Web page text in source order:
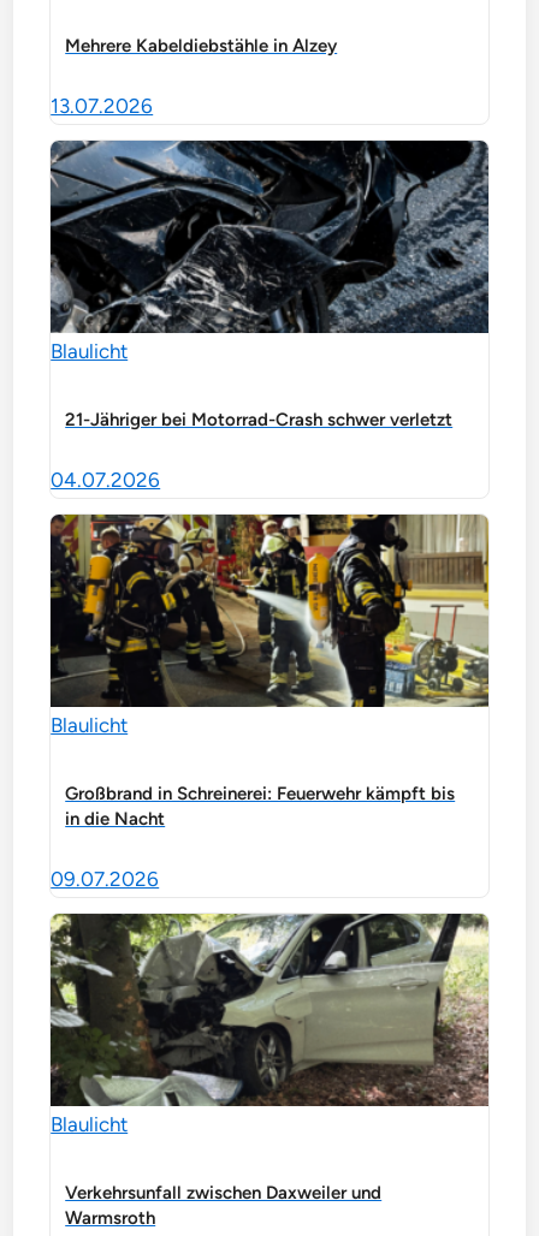
Mehrere Kabeldiebstähle in Alzey
13.07.2026
Blaulicht
21-Jähriger bei Motorrad-Crash schwer verletzt
04.07.2026
Blaulicht
Großbrand in Schreinerei: Feuerwehr kämpft bis
in die Nacht
09.07.2026
Blaulicht
Verkehrsunfall zwischen Daxweiler und
Warmsroth